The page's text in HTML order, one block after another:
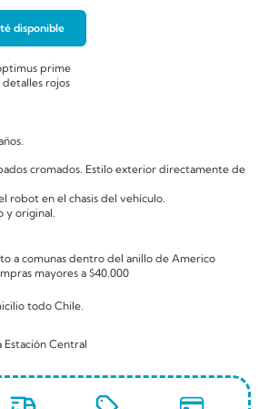
disponible
prime
detalles rojos
cromados. Estilo exterior directamente de
robot en el chasis del vehículo.
y original.
a comunas dentro del anillo de Americo
mayores a $40.000
todo Chile.
Estación Central